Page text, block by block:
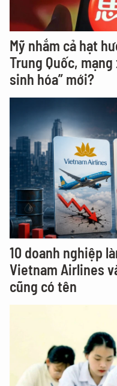
Mỹ nhắm cả hạt
Trung Quốc,
sinh hóa” mới?
10 doanh nghiệp
Vietnam Airlines
cũng có tên